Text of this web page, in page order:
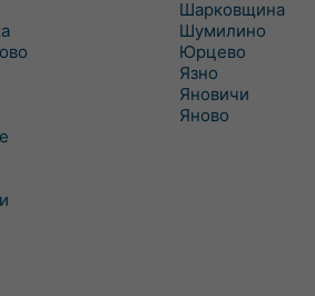
Шарковщина
Шумилино
Юрцево
Язно
Яновичи
Яново